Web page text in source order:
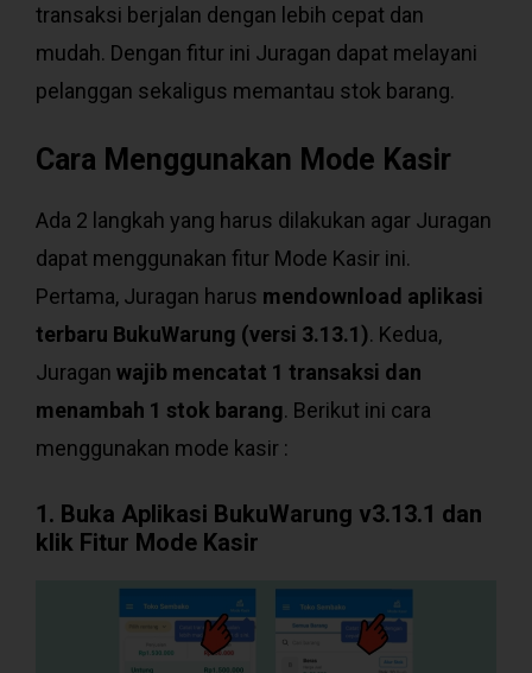
transaksi berjalan dengan lebih cepat dan
mudah. Dengan fitur ini Juragan dapat melayani
pelanggan sekaligus memantau stok barang.
Cara Menggunakan Mode Kasir
Ada 2 langkah yang harus dilakukan agar Juragan
dapat menggunakan fitur Mode Kasir ini.
Pertama, Juragan harus mendownload aplikasi
terbaru BukuWarung (versi 3.13.1). Kedua,
Juragan wajib mencatat 1 transaksi dan
menambah 1 stok barang. Berikut ini cara
menggunakan mode kasir :
1. Buka Aplikasi BukuWarung v3.13.1 dan
klik Fitur Mode Kasir